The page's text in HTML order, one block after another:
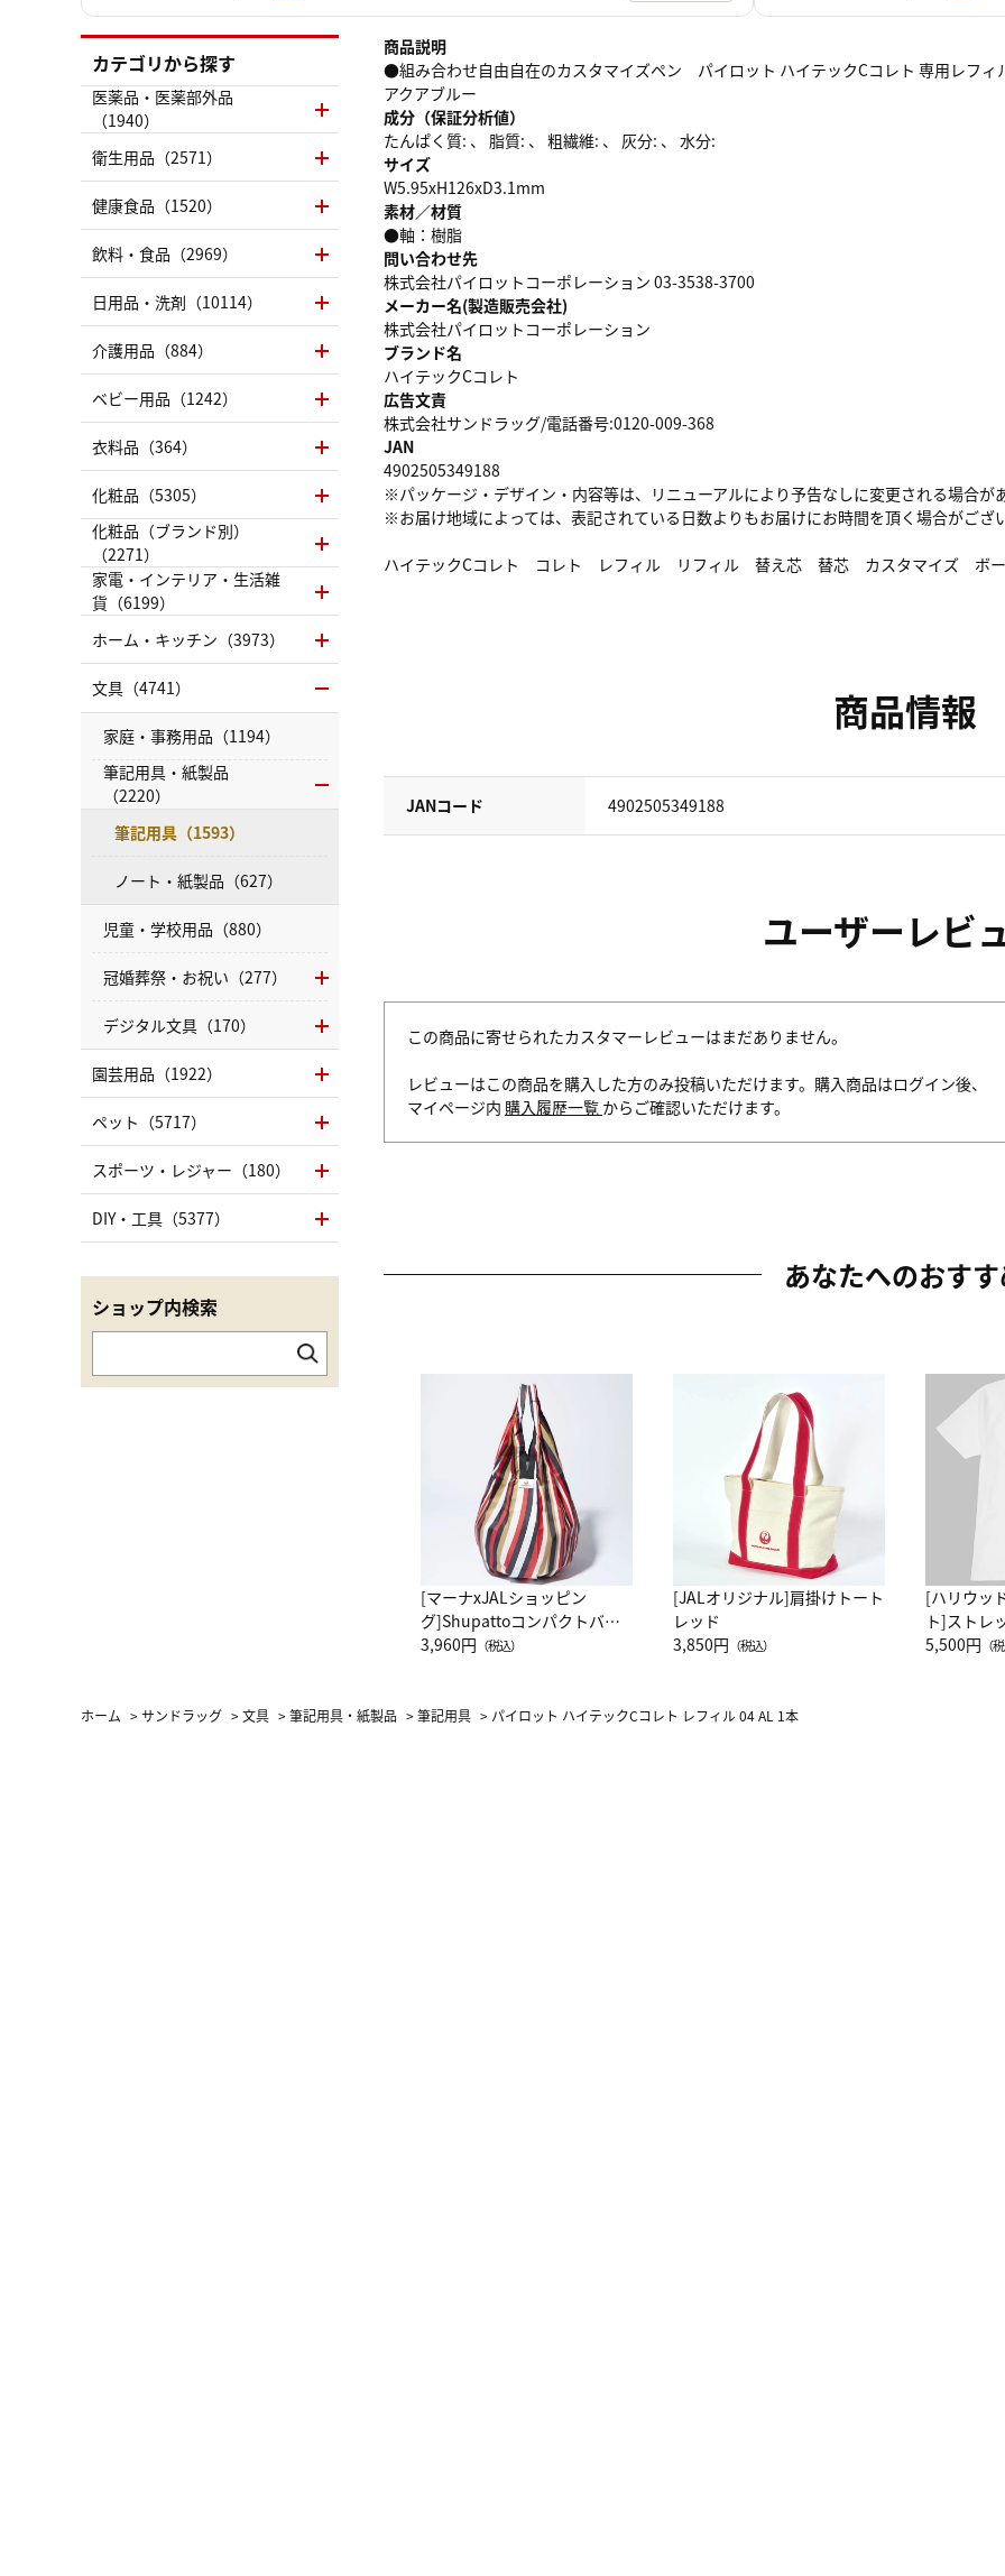
商品説明
●組み合わせ自由自在のカスタマイズペン パイロット ハイテックCコレト 専用レフ
アクアブルー
成分（保証分析値）
たんぱく質: 、 脂質: 、 粗繊維: 、 灰分: 、 水分:
サイズ
W5.95xH126xD3.1mm
素材／材質
●軸：樹脂
問い合わせ先
株式会社パイロットコーポレーション 03-3538-3700
メーカー名(製造販売会社)
株式会社パイロットコーポレーション
ブランド名
ハイテックCコレト
広告文責
株式会社サンドラッグ/電話番号:0120-009-368
JAN
4902505349188
※パッケージ・デザイン・内容等は、リニューアルにより予告なしに変更される場合が
※お届け地域によっては、表記されている日数よりもお届けにお時間を頂く場合がござ
ハイテックCコレト コレト レフィル リフィル 替え芯 替芯 カスタマイズ ボー
商品情報
JANコード 4902505349188
ユーザーレビ
この商品に寄せられたカスタマーレビューはまだありません。
レビューはこの商品を購入した方のみ投稿いただけます。購入商品はログイン後、
マイページ内 購入履歴一覧 からご確認いただけます。
あなたへのおす
[マーナxJALショッピン
グ]Shupattoコンパクトバッ
グ Drop JAL客室乗務員
3,960円 （税込）
[JALオリジナル]肩掛けトート
レッド
3,850円 （税込）
[ハリウッ
ト]ストレ
ーネック
5,500円 （
カテゴリから探す
医薬品・医薬部外品
（1940）
衛生用品（2571）
健康食品（1520）
飲料・食品（2969）
日用品・洗剤（10114）
介護用品（884）
ベビー用品（1242）
衣料品（364）
化粧品（5305）
化粧品（ブランド別）
（2271）
家電・インテリア・生活雑
貨（6199）
ホーム・キッチン（3973）
文具（4741）
家庭・事務用品（1194）
筆記用具・紙製品
（2220）
筆記用具（1593）
ノート・紙製品（627）
児童・学校用品（880）
冠婚葬祭・お祝い（277）
デジタル文具（170）
園芸用品（1922）
ペット（5717）
スポーツ・レジャー（180）
DIY・工具（5377）
ショップ内検索
ホーム >サンドラッグ >文具 >筆記用具・紙製品 >筆記用具 > パイロット ハイテックCコレト レフィル 04 AL 1本